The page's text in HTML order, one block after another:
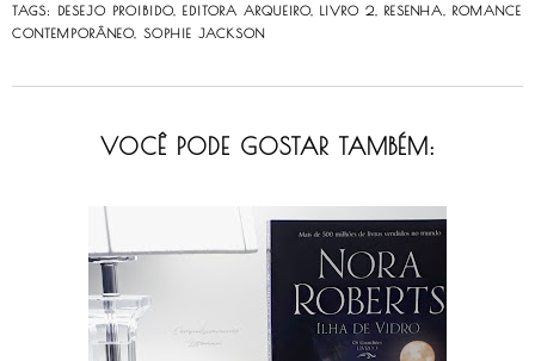
TAGS: DESEJO PROIBIDO EDITORA ARQUEIRO LIVRO 2 RESENHA
ROMANCE
CONTEMPORÂNEO
SOPHIE JACKSON
VOCÊ PODE GOSTAR TAMBÉM: